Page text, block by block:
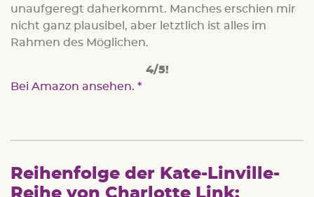
unaufgeregt daherkommt. Manches erschien mir
nicht ganz plausibel, aber letztlich ist alles im
Rahmen des Möglichen.
4/5!
Bei Amazon ansehen.
Reihenfolge der Kate-Linville-